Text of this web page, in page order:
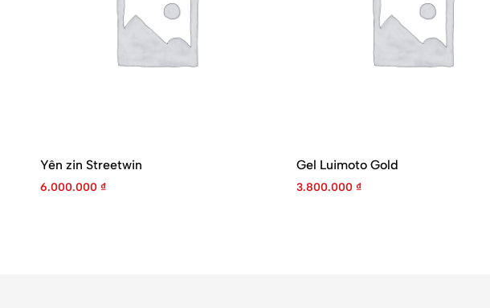
Yên zin Streetwin
6.000.000 ₫
Gel Luimoto Gold
3.800.000 ₫